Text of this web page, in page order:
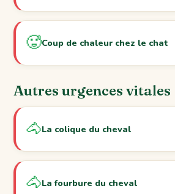
🥵Coup de chaleur chez le chat
Autres urgences vitales
🐴La colique du cheval
🐴La fourbure du cheval